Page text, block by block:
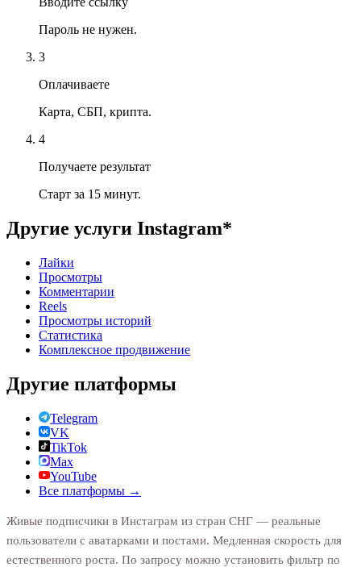
Пароль не нужен.
3
Оплачиваете
Карта, СБП, крипта.
4
Получаете результат
Старт за 15 минут.
Другие услуги Instagram*
Лайки
Просмотры
Комментарии
Reels
Просмотры историй
Статистика
Комплексное продвижение
Другие платформы
Telegram
VK
TikTok
Max
YouTube
Все платформы →
Живые подписчики в Инстаграм из стран СНГ — реальные
пользователи с аватарками и постами. Медленная скорость для
естественного роста. По запросу можно установить фильтр по